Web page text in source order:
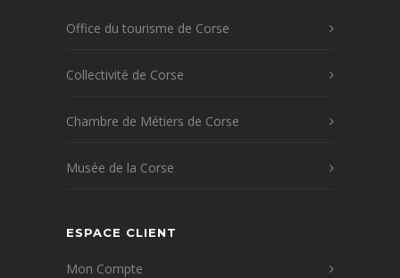
Office du tourisme de Corse
Collectivité de Corse
Chambre de Métiers de Corse
Musée de la Corse
ESPACE CLIENT
Mon Compte